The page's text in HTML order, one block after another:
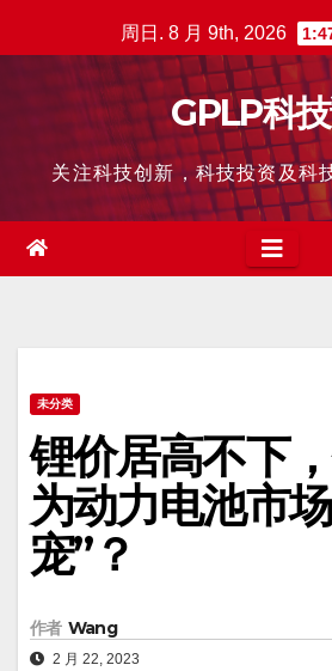
至
周日. 8 月 9th, 2026
GPLP科
关注科技创新，科技投资及科
未分类
锂价居高不下
为动力电池市
宠”？
作者 Wang
2 月 22, 2023